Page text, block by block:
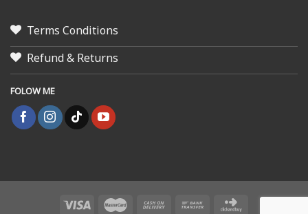
Terms Conditions
Refund & Returns
FOLOW ME